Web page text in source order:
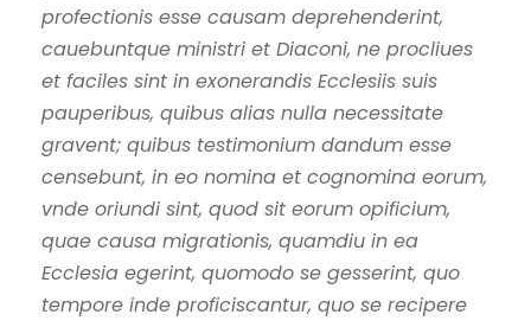
profectionis esse causam deprehenderint,
cauebuntque ministri et Diaconi, ne procliues
et faciles sint in exonerandis Ecclesiis suis
pauperibus, quibus alias nulla necessitate
gravent; quibus testimonium dandum esse
censebunt, in eo nomina et cognomina eorum,
vnde oriundi sint, quod sit eorum opificium,
quae causa migrationis, quamdiu in ea
Ecclesia egerint, quomodo se gesserint, quo
tempore inde proficiscantur, quo se recipere